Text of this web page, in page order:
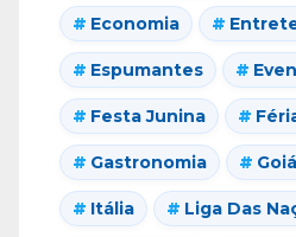
Economia
Espumantes
Festa Junina
Gastronomia
Itália Liga Das